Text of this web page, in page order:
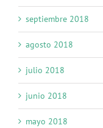
septiembre 2018
agosto 2018
julio 2018
junio 2018
mayo 2018